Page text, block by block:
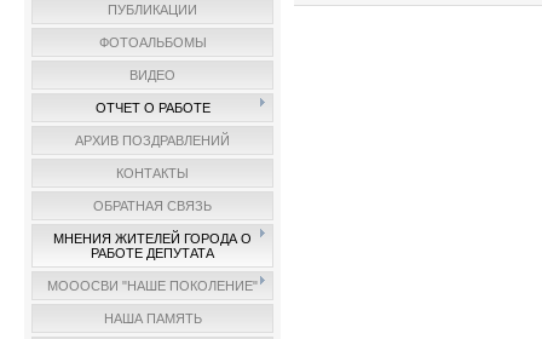
ПУБЛИКАЦИИ
ФОТОАЛЬБОМЫ
ВИДЕО
ОТЧЕТ О РАБОТЕ
АРХИВ ПОЗДРАВЛЕНИЙ
КОНТАКТЫ
ОБРАТНАЯ СВЯЗЬ
МНЕНИЯ ЖИТЕЛЕЙ ГОРОДА О
РАБОТЕ ДЕПУТАТА
МОООСВИ "НАШЕ ПОКОЛЕНИЕ"
НАША ПАМЯТЬ